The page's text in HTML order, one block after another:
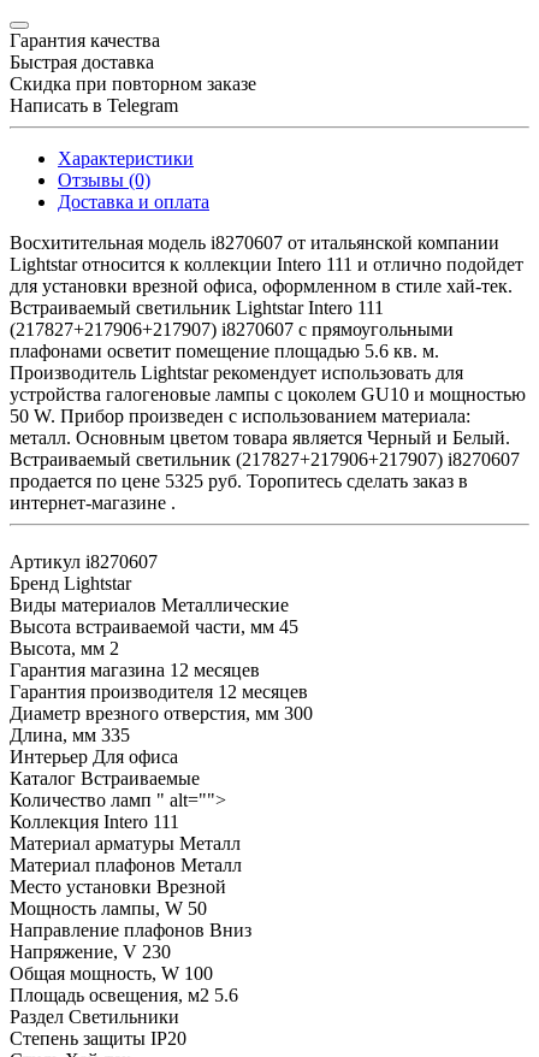
Гарантия качества
Быстрая доставка
Скидка при повторном заказе
Написать в Telegram
Характеристики
Отзывы (0)
Доставка и оплата
Восхитительная модель i8270607 от итальянской компании
Lightstar относится к коллекции Intero 111 и отлично подойдет
для установки врезной офиса, оформленном в стиле хай-тек.
Встраиваемый светильник Lightstar Intero 111
(217827+217906+217907) i8270607 с прямоугольными
плафонами осветит помещение площадью 5.6 кв. м.
Производитель Lightstar рекомендует использовать для
устройства галогеновые лампы с цоколем GU10 и мощностью
50 W. Прибор произведен с использованием материала:
металл. Основным цветом товара является Черный и Белый.
Встраиваемый светильник (217827+217906+217907) i8270607
продается по цене 5325 руб. Торопитесь сделать заказ в
интернет-магазине .
Артикул i8270607
Бренд Lightstar
Виды материалов Металлические
Высота встраиваемой части, мм 45
Высота, мм 2
Гарантия магазина 12 месяцев
Гарантия производителя 12 месяцев
Диаметр врезного отверстия, мм 300
Длина, мм 335
Интерьер Для офиса
Каталог Встраиваемые
Количество ламп " alt="">
Коллекция Intero 111
Материал арматуры Металл
Материал плафонов Металл
Место установки Врезной
Мощность лампы, W 50
Направление плафонов Вниз
Напряжение, V 230
Общая мощность, W 100
Площадь освещения, м2 5.6
Раздел Светильники
Степень защиты IP20